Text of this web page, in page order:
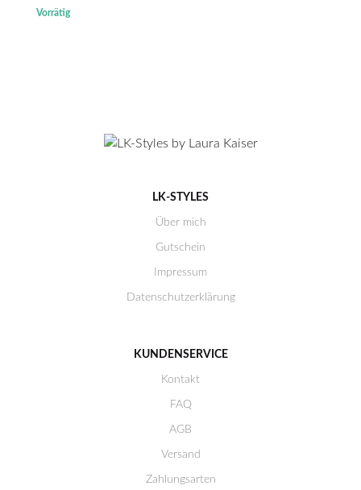
Vorrätig
LK-STYLES
Über mich
Gutschein
Impressum
Datenschutzerklärung
KUNDENSERVICE
Kontakt
FAQ
AGB
Versand
Zahlungsarten